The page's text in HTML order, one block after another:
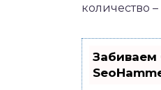
количество